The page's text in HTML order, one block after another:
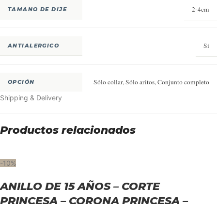
TAMANO DE DIJE 2-4cm
ANTIALERGICO Si
OPCIÓN Sólo collar,Sólo aritos,Conjunto completo
Shipping & Delivery
Productos relacionados
-10%
ANILLO DE 15 AÑOS – CORTE
PRINCESA – CORONA PRINCESA –